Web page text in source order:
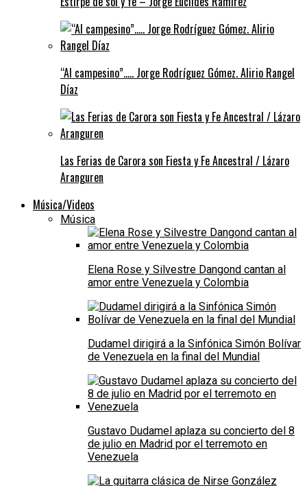
“Al campesino”….. Jorge Rodríguez Gómez. Alirio Rangel
Díaz
Las Ferias de Carora son Fiesta y Fe Ancestral / Lázaro
Aranguren
Música/Videos
Música
Elena Rose y Silvestre Dangond cantan al
amor entre Venezuela y Colombia
Dudamel dirigirá a la Sinfónica Simón Bolívar
de Venezuela en la final del Mundial
Gustavo Dudamel aplaza su concierto del 8
de julio en Madrid por el terremoto en
Venezuela